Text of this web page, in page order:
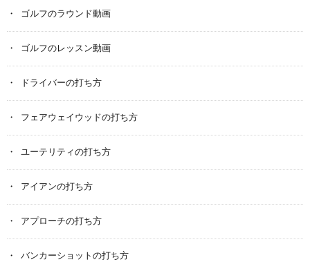
ゴルフのラウンド動画
ゴルフのレッスン動画
ドライバーの打ち方
フェアウェイウッドの打ち方
ユーテリティの打ち方
アイアンの打ち方
アプローチの打ち方
バンカーショットの打ち方